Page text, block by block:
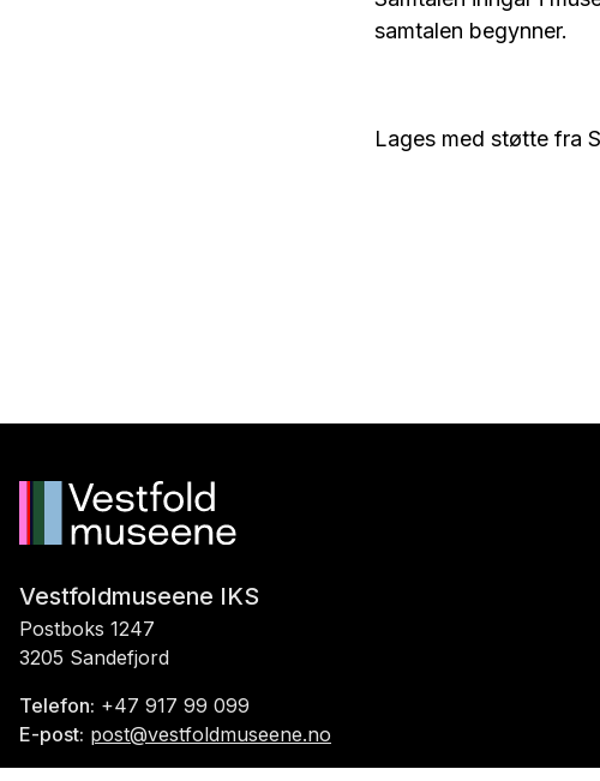
samtalen begynner.
Lages med støtte fra
Vestfoldmuseene IKS
Postboks 1247
3205 Sandefjord
Telefon: +47 917 99 099
E-post: post@vestfoldmuseene.no